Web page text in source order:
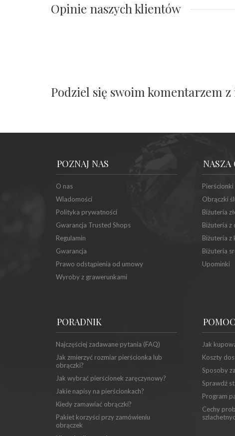
Opinie naszych klientów
Podziel się swoim komentarzem
POZNAJ NAS
O nas
Wiadomości
Polityka prywatności
Gwarancja Trusted Shops
Regulamin
Gwarancja
Prawo odstąpienia od umowy
Wyroby z grawerunkami
NASZA
Obrączki
Biżuteria
Biżuteria z
Biżuteria z
Biżuteria
Upominki
PORADNIK
Najczęściej zadawane pytania (FAQ)
Jak zmierzyć rozmiar pierścionka lub
obrączki?
Jak wybrać pierścionek zaręczynowy?
Jakie napisy na pierścionkach?
Kiedy zamawiać obrączki?
Pakiet korzyści przy zamówieniu
obrączek
POMOC
Jak
Koszty
Sposoby
Sprawdź
Program
Cechy